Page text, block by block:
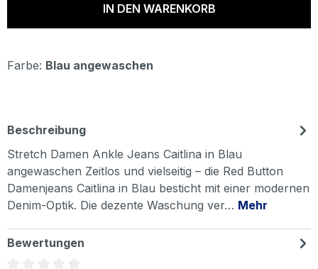
IN DEN WARENKORB
Farbe: Blau angewaschen
Beschreibung
Stretch Damen Ankle Jeans Caitlina in Blau
angewaschen Zeitlos und vielseitig – die Red Button
Damenjeans Caitlina in Blau besticht mit einer modernen
Denim-Optik. Die dezente Waschung ver… Mehr
Bewertungen